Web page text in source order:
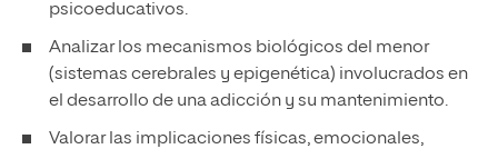
psicoeducativos.
Analizar los mecanismos biológicos del menor
(sistemas cerebrales y epigenética) involucrados en
el desarrollo de una adicción y su mantenimiento.
Valorar las implicaciones físicas, emocionales,